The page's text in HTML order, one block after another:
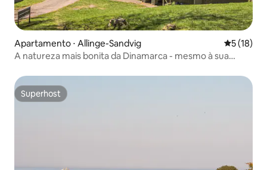
Apartamento ⋅ Allinge-Sandvig 5 de uma
5 (18)
A natureza mais bonita da Dinamarca - mesmo à sua
Superhost
Superhost